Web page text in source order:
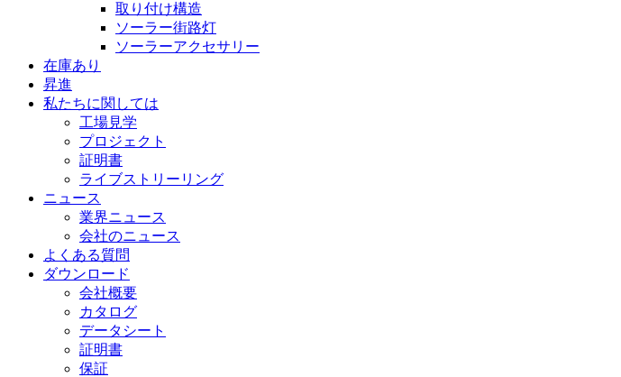
取り付け構造
ソーラー街路灯
ソーラーアクセサリー
在庫あり
昇進
私たちに関しては
工場見学
プロジェクト
証明書
ライブストリーリング
ニュース
業界ニュース
会社のニュース
よくある質問
ダウンロード
会社概要
カタログ
データシート
証明書
保証